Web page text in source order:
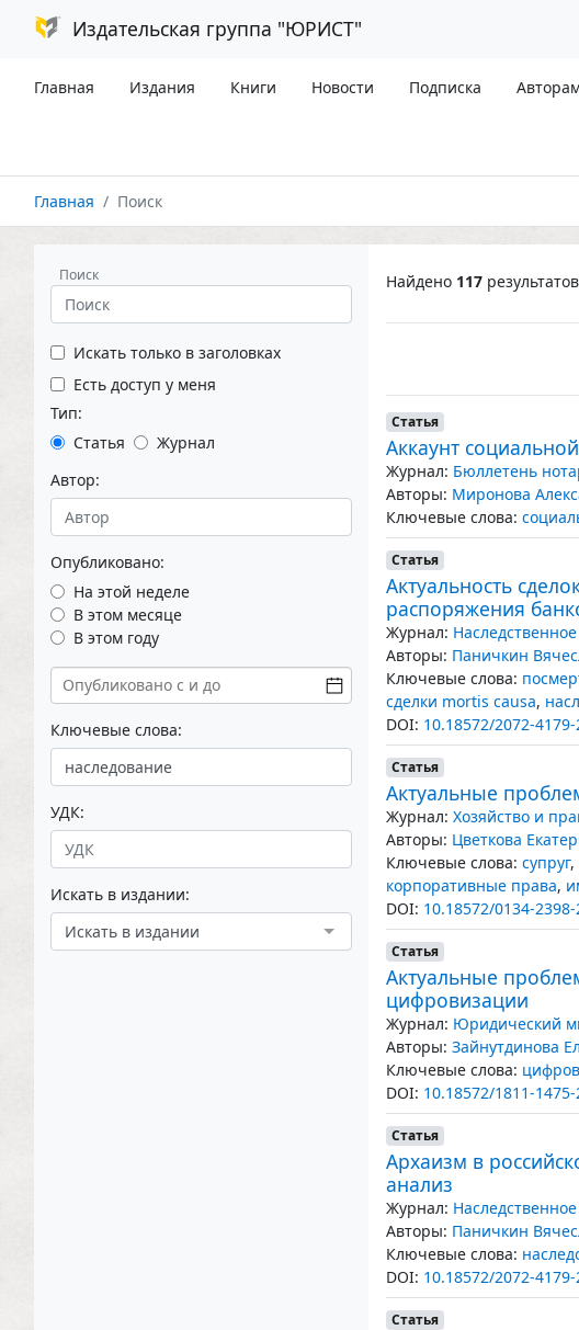
Издательская группа "ЮРИСТ"
Главная Издания Книги Новости Подписка
Главная Поиск
Поиск
Искать только в заголовках
Есть доступ у меня
Тип:
Статья
Журнал
Автор:
Опубликовано:
На этой неделе
В этом месяце
В этом году
Ключевые слова:
УДК:
Искать в издании:
Искать в издании
Найдено 117 результатов
Статья
Аккаунт
Журнал: Бюллетень
Авторы: Миронова
Ключевые слова:
Статья
Актуальность
распоряжения
Журнал:
Авторы: Паничкин
Ключевые слова:
сделки mortis causa,
DOI: 10.18572/2072-
Статья
Актуальные
Журнал: Хозяйство и
Авторы: Цветкова
Ключевые слова: супруг,
корпоративные права,
DOI: 10.18572/0134-
Статья
Актуальные
цифровизации
Журнал: Юридический
Авторы: Зайнутдинова
Ключевые слова:
DOI: 10.18572/1811-
Статья
Архаизм в
анализ
Журнал:
Авторы: Паничкин
Ключевые слова:
DOI: 10.18572/2072-
Статья